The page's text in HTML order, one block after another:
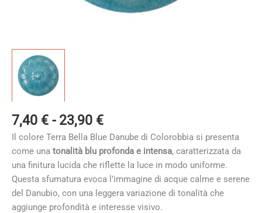
7,40 € - 23,90 €Fascia
di
prezzo:
da
7,40 €
a
23,90 €
Il colore Terra Bella Blue Danube di Colorobbia si presenta
come una tonalità blu profonda e intensa, caratterizzata da
una finitura lucida che riflette la luce in modo uniforme.
Questa sfumatura evoca l’immagine di acque calme e serene
del Danubio, con una leggera variazione di tonalità che
aggiunge profondità e interesse visivo.